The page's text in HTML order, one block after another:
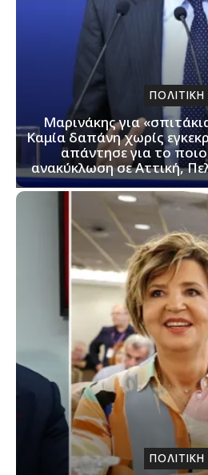
ΠΟΛΙΤΙΚΗ
Μαρινάκης για
Καμία δαπάνη χωρίς
απάντησε για το
ανακύκλωση σε Αττική,
ΠΟΛΙΤΙΚΗ